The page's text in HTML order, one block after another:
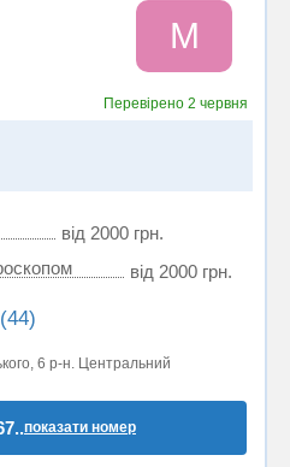
M
Перевірено 2 червня
від 2000 грн.
від 2000 грн.
6 р-н. Центральний
показати номер